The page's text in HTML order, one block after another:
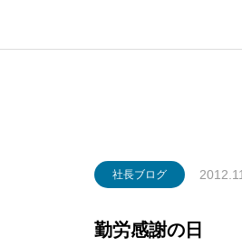
社長ブログ
勤労感謝の日